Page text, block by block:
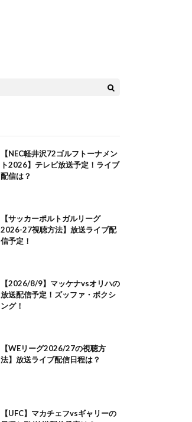
【NEC軽井沢72ゴルフトーナメン
ト2026】テレビ放送予定！ライブ
配信は？
【サッカーポルトガルリーグ
2026-27視聴方法】放送ライブ配
信予定！
【2026/8/9】マッケナvsオリハの
放送配信予定！ズッファ・ボクシ
ング！
【WEリーグ2026/27の視聴方
法】放送ライブ配信日程は？
【UFC】マカチェフvsギャリーの